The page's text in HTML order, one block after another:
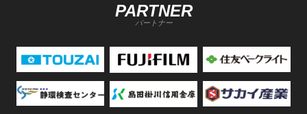
PARTNER
パートナー